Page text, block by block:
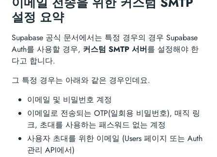
설정 요약
Supabase 공식 문서에서는 특정 경우의 경우 Supabase
Auth를 사용할 경우, 커스텀 SMTP 서버를 설정해야 한
다고 합니다.
그 특정 경우는 아래와 같은 경우인데요.
이메일 및 비밀번호 계정
이메일로 전송되는 OTP(일회용 비밀번호), 매직 링
크, 초대를 사용하는 패스워드 없는 계정
사용자 초대를 위한 이메일 (Users 페이지 또는 Auth
관리 API에서)